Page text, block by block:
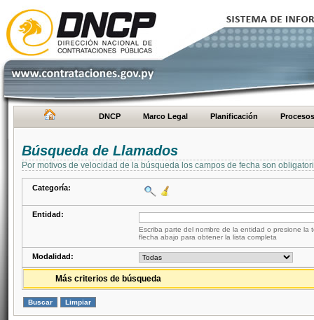
DNCP Marco Legal Planificación Procesos
Búsqueda de Llamados
Por motivos de velocidad de la búsqueda los campos de fecha son
Categoría:
Entidad:
Escriba parte del nombre de la entidad o presione la
flecha abajo para obtener la lista completa
Modalidad:
Más criterios de búsqueda